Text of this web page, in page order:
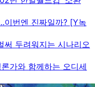
이번엔 진짜일까? [Y녹
써 두려워지는 시나리오
가와 함께하는 오디세